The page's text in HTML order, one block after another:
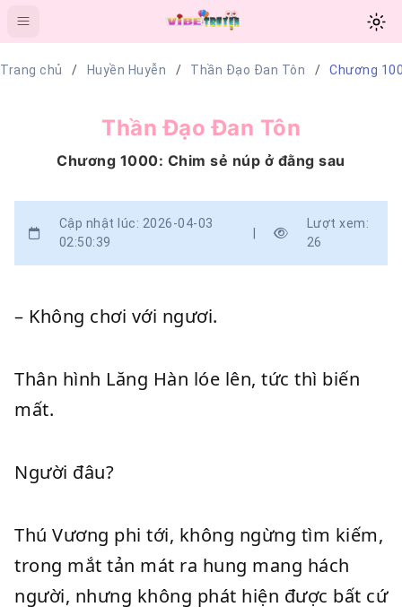
Trang chủ Huyền Huyễn Thần Đạo Đan Tôn Chương
Thần Đạo Đan Tôn
Chương 1000: Chim sẻ núp ở đằng sau
Cập nhật lúc: 2026-04-03
02:50:39
|
Lượt xem:
26
– Không chơi với ngươi.
Thân hình Lăng Hàn lóe lên, tức thì biến
mất.
Người đâu?
Thú Vương phi tới, không ngừng tìm kiếm,
trong mắt tản mát ra hung mang hách
người, nhưng không phát hiện được bất cứ